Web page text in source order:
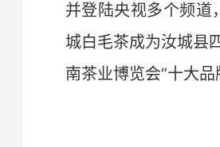
并登陆央视多个频道
城白毛茶成为汝城县
南茶业博览会“十大品